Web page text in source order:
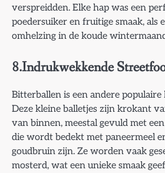
verspreidden. Elke hap was een
poedersuiker en fruitige smaak, als
omhelzing in de koude
8.Indrukwekkende
Bitterballen is een andere populaire
Deze kleine balletjes zijn krokant
van binnen, meestal gevuld met
die wordt bedekt met paneermeel
goudbruin zijn. Ze worden vaak
mosterd, wat een unieke smaak